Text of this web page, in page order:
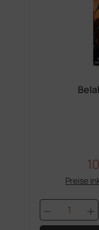
Preise
Produkt